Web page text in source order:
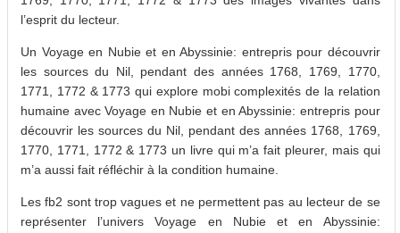
l’esprit du lecteur.
Un Voyage en Nubie et en Abyssinie: entrepris pour découvrir
les sources du Nil, pendant des années 1768, 1769, 1770,
1771, 1772 & 1773 qui explore mobi complexités de la relation
humaine avec Voyage en Nubie et en Abyssinie: entrepris pour
découvrir les sources du Nil, pendant des années 1768, 1769,
1770, 1771, 1772 & 1773 un livre qui m’a fait pleurer, mais qui
m’a aussi fait réfléchir à la condition humaine.
Les fb2 sont trop vagues et ne permettent pas au lecteur de se
représenter l’univers Voyage en Nubie et en Abyssinie: